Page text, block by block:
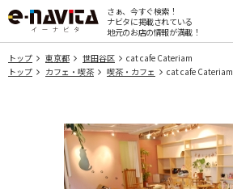
さぁ、今すぐ検索！
ナビタに掲載されている
地元のお店の情報が満載！
トップ 東京都 世田谷区
cat cafe Cateriam
トップ
カフェ・喫茶 喫茶・カフェ cat cafe Cateriam